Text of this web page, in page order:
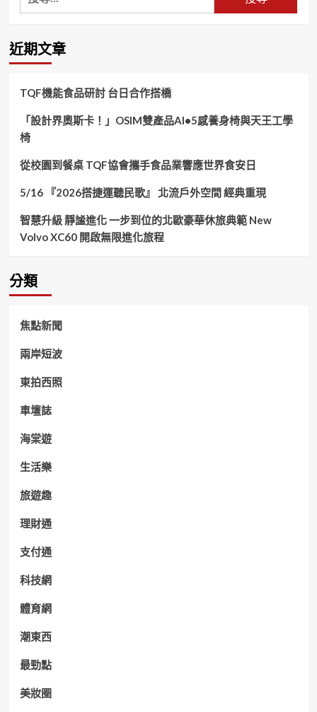
尋
鍵
字:
近期文章
TQF機能食品研討 台日合作搭橋
「設計界奧斯卡！」OSIM雙產品AI•5感養身椅與天王工學
椅
從校園到餐桌 TQF協會攜手食品業響應世界食安日
5/16 『2026搭捷運聽民歌』 北流戶外空間 經典重現
智慧升級 靜謐進化 一步到位的北歐豪華休旅典範 New
Volvo XC60 開啟無限進化旅程
分類
焦點新聞
兩岸短波
東拍西照
車壇誌
海棠遊
生活樂
旅遊趣
理財通
支付通
科技網
體育網
潮東西
最勁點
美妝圈